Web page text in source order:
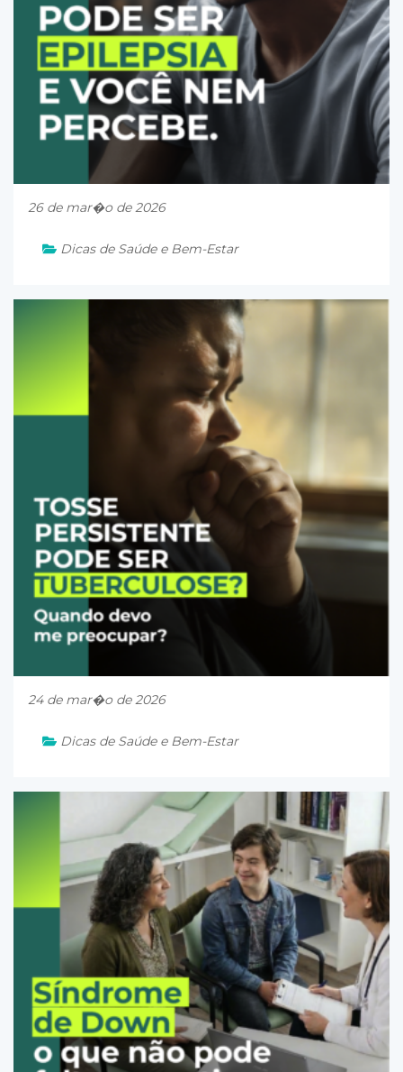
26 de mar�o de 2026
Dicas de Saúde e Bem-Estar
24 de mar�o de 2026
Dicas de Saúde e Bem-Estar